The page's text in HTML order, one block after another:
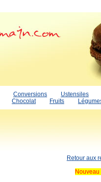
Conversions
Ustensiles
Chocolat Fruits
Retour aux